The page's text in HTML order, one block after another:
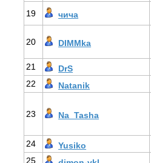
19 чича
20 DIMMka
21 DrS
22
Natanik
23 Na_Tasha
24 Yusiko
25